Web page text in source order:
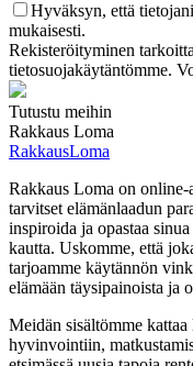
Hyväksyn, että
mukaisesti.
Rekisteröityminen
tietosuojakäytäntömme.
Tutustu meihin
Rakkaus Loma
RakkausLoma
Rakkaus Loma on
tarvitset elämänlaadun
inspiroida ja opastaa
kautta. Uskomme, että
tarjoamme käytännön
elämään täysipainoista ja
Meidän sisältömme
hyvinvointiin,